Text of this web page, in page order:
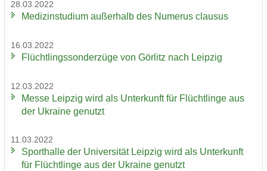
28.03.2022
Me­di­zin­stu­di­um au­ßer­halb des Nu­me­rus clau­sus
16.03.2022
Flücht­lings­son­der­zü­ge von Gör­litz nach Leip­zig
12.03.2022
Messe Leip­zig wird als Un­ter­kunft für Flücht­lin­ge aus
der Ukrai­ne ge­nutzt
11.03.2022
Sport­hal­le der Uni­ver­si­tät Leip­zig wird als Un­ter­kunft
für Flücht­lin­ge aus der Ukrai­ne ge­nutzt